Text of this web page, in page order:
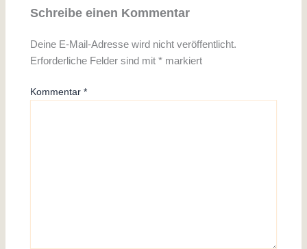
Schreibe einen Kommentar
Deine E-Mail-Adresse wird nicht veröffentlicht.
Erforderliche Felder sind mit* markiert
Kommentar*